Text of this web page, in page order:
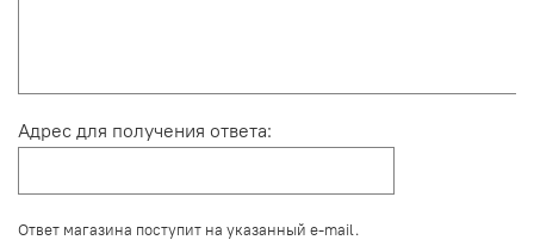
Адрес для получения ответа:
Ответ магазина поступит на указанный e-mail.